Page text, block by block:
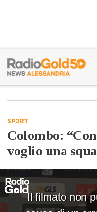
SPORT
Colombo:
voglio una